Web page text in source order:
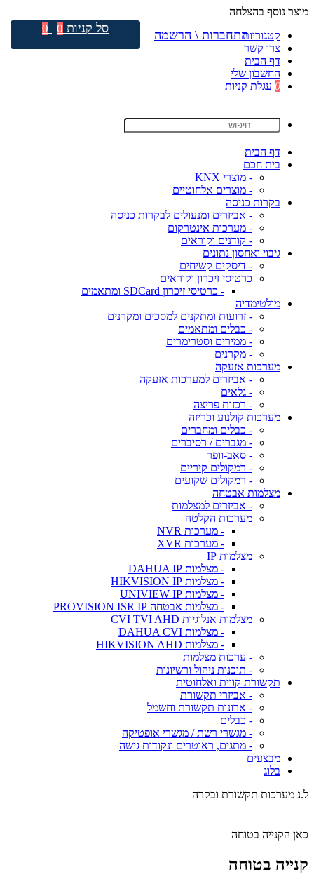
מוצר נוסף בהצלחה
קטגוריות
צרו קשר
דף הבית
החשבון שלי
0 עגלת קניות
דף הבית
בית חכם
- מוצרי KNX
- מוצרים אלחוטיים
בקרות כניסה
- אביזרים ומנעולים לבקרות כניסה
- מערכות אינטרקום
- קודנים וקוראים
גיבוי ואחסון נתונים
- דיסקים קשיחים
כרטיסי זיכרון וקוראים
- כרטיסי זיכרון SDCard ומתאמים
מולטימדיה
- זרועות ומתקנים למסכים ומקרנים
- כבלים ומתאמים
- ממירים וסטרימרים
- מקרנים
מערכות אזעקה
- אביזרים למערכות אזעקה
- גלאים
- רכזות פריצה
מערכות קולנוע וכריזה
- כבלים ומחברים
- מגברים / רסיברים
- סאב-וופר
- רמקולים קיריים
- רמקולים שקועים
מצלמות אבטחה
- אביזרים למצלמות
מערכות הקלטה
- מערכות NVR
- מערכות XVR
מצלמות IP
- מצלמות DAHUA IP
- מצלמות HIKVISION IP
- מצלמות UNIVIEW IP
- מצלמות אבטחה PROVISION ISR IP
מצלמות אנלוגיות CVI TVI AHD
- מצלמות DAHUA CVI
- מצלמות HIKVISION AHD
- ערכות מצלמות
- תוכנות ניהול ורשיונות
תקשורת קווית ואלחוטית
- אביזרי תקשורת
- ארונות תקשורת וחשמל
- כבלים
- מגשרי רשת / מגשרי אופטיקה
- מתגים, ראוטרים ונקודות גישה
מבצעים
בלוג
ל.נ מערכות תקשורת ובקרה
כאן הקנייה בטוחה
קנייה בטוחה
התחברות \ הרשמה סל קניות 0
0